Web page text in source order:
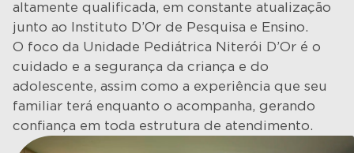
altamente qualificada, em constante atualização
junto ao Instituto D’Or de Pesquisa e Ensino.
O foco da Unidade Pediátrica Niterói D’Or é o
cuidado e a segurança da criança e do
adolescente, assim como a experiência que seu
familiar terá enquanto o acompanha, gerando
confiança em toda estrutura de atendimento.